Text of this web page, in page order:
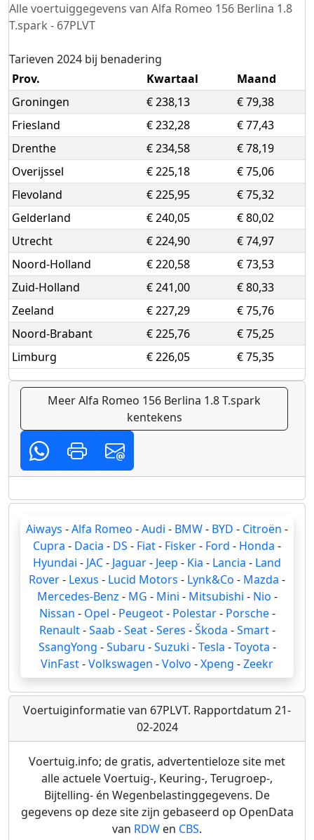
Alle voertuiggegevens van Alfa Romeo 156 Berlina 1.8
T.spark - 67PLVT
Tarieven 2024 bij benadering
Prov.
Kwartaal
Maand
Groningen
€ 238,13
€ 79,38
Friesland
€ 232,28
€ 77,43
Drenthe
€ 234,58
€ 78,19
Overijssel
€ 225,18
€ 75,06
Flevoland
€ 225,95
€ 75,32
Gelderland
€ 240,05
€ 80,02
Utrecht
€ 224,90
€ 74,97
Noord-Holland
€ 220,58
€ 73,53
Zuid-Holland
€ 241,00
€ 80,33
Zeeland
€ 227,29
€ 75,76
Noord-Brabant
€ 225,76
€ 75,25
Limburg
€ 226,05 € 75,35
Meer Alfa Romeo 156 Berlina 1.8 T.spark
kentekens
Aiways -Alfa Romeo -Audi - BMW- BYD - Citroën -
Cupra - Dacia - DS - Fiat- Fisker- Ford - Honda -
Hyundai - JAC- Jaguar- Jeep - Kia - Lancia - Land
Rover- Lexus - Lucid Motors - Lynk&Co - Mazda -
Mercedes-Benz - MG - Mini - Mitsubishi - Nio -
Nissan - Opel - Peugeot- Polestar- Porsche-
Renault-Saab -Seat-Seres -Škoda -Smart-
SsangYong -Subaru -Suzuki -Tesla -Toyota -
VinFast-Volkswagen -Volvo -Xpeng -Zeekr
Voertuiginformatie van 67PLVT. Rapportdatum 21-
02-2024
Voertuig.info; de gratis, advertentieloze site met
alle actuele Voertuig-, Keuring-, Terugroep-,
Bijtelling- én Wegenbelastinggegevens. De
gegevens op deze site zijn gebaseerd op OpenData
van RDW en CBS.